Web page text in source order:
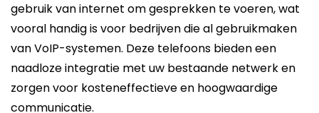
gebruik van internet om gesprekken te voeren, wat
vooral handig is voor bedrijven die al gebruikmaken
van VoIP-systemen. Deze telefoons bieden een
naadloze integratie met uw bestaande netwerk en
zorgen voor kosteneffectieve en hoogwaardige
communicatie.